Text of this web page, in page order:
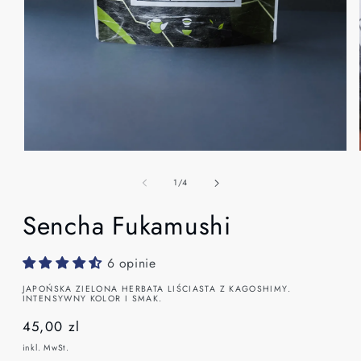
1/von
4
Sencha Fukamushi
6 opinie
JAPOŃSKA ZIELONA HERBATA LIŚCIASTA Z KAGOSHIMY.
INTENSYWNY KOLOR I SMAK.
Normaler
Preis
45,00 zl
inkl. MwSt.